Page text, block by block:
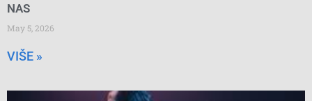
NAS
May 5, 2026
VIŠE »